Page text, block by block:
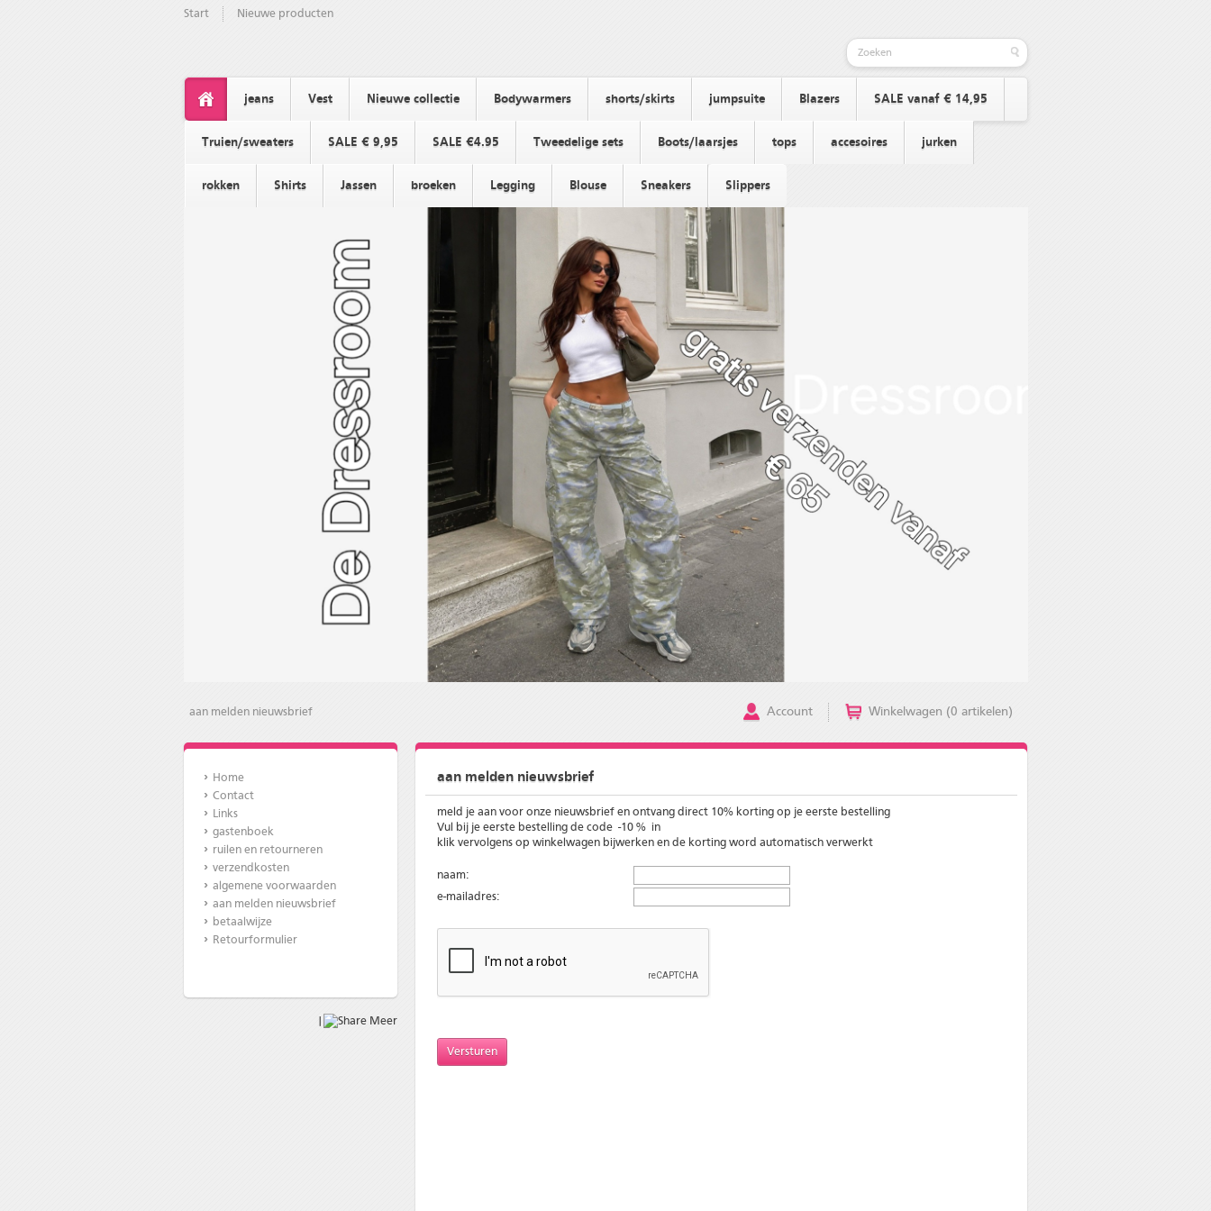
Start Nieuwe producten
jeans Vest Nieuwe collectie Bodywarmers shorts/skirts jumpsuite Blazers SALE vanaf € 14,95
Truien/sweaters SALE € 9,95 SALE €4.95 Tweedelige sets Boots/laarsjes tops accesoires jurken
rokken Shirts Jassen broeken Legging Blouse Sneakers Slippers
aan melden nieuwsbrief Account Winkelwagen (0 artikelen)
Home
Contact
Links
gastenboek
ruilen en retourneren
verzendkosten
algemene voorwaarden
aan melden nieuwsbrief
betaalwijze
Retourformulier
Meer
aan melden nieuwsbrief
meld je aan voor onze nieuwsbrief en ontvang direct 10% korting op je eerste bestelling
Vul bij je eerste bestelling de code -10 % in
klik vervolgens op winkelwagen bijwerken en de korting word automatisch verwerkt
naam:
e-mailadres: